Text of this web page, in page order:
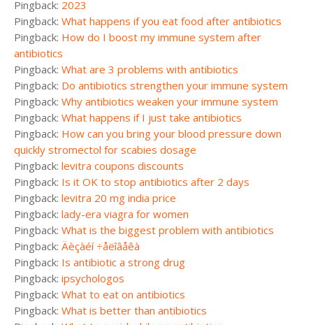
Pingback: 2023
Pingback: What happens if you eat food after antibiotics
Pingback: How do I boost my immune system after
antibiotics
Pingback: What are 3 problems with antibiotics
Pingback: Do antibiotics strengthen your immune system
Pingback: Why antibiotics weaken your immune system
Pingback: What happens if I just take antibiotics
Pingback: How can you bring your blood pressure down
quickly stromectol for scabies dosage
Pingback: levitra coupons discounts
Pingback: Is it OK to stop antibiotics after 2 days
Pingback: levitra 20 mg india price
Pingback: lady-era viagra for women
Pingback: What is the biggest problem with antibiotics
Pingback: Äèçàéí ÷åëîâåêà
Pingback: Is antibiotic a strong drug
Pingback: ipsychologos
Pingback: What to eat on antibiotics
Pingback: What is better than antibiotics